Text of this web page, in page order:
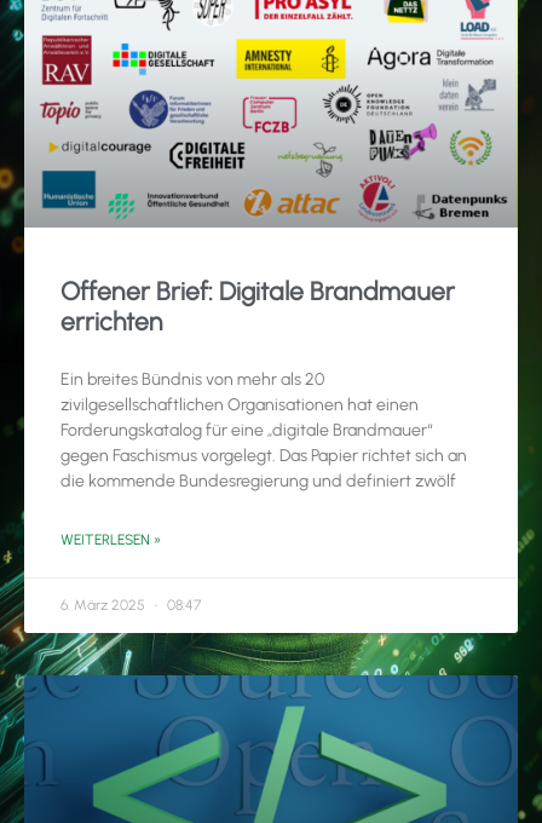
Offener Brief: Digitale Brandmauer
errichten
Ein breites Bündnis von mehr als 20
zivilgesellschaftlichen Organisationen hat einen
Forderungskatalog für eine „digitale Brandmauer“
gegen Faschismus vorgelegt. Das Papier richtet sich an
die kommende Bundesregierung und definiert zwölf
WEITERLESEN »
6. März 2025 08:47